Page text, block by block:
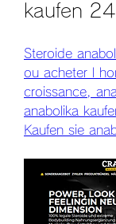
kaufen
Steroide
ou acheter l
croissance,
anabolika
Kaufen sie